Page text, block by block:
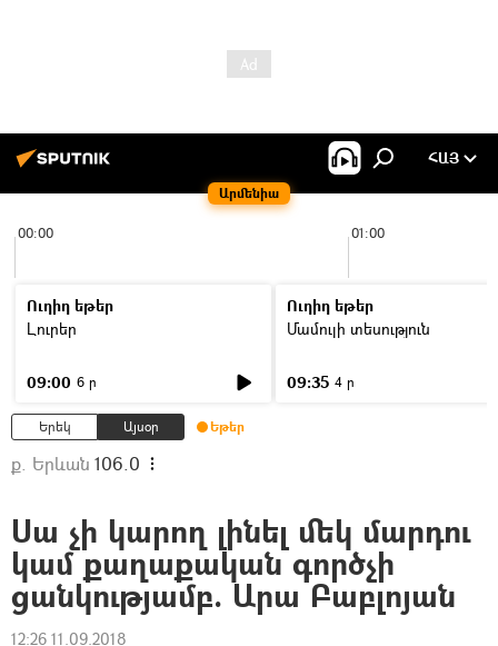
Արմենիա
ՀԱՅ
00:00 01:00
Ուղիղ եթեր
Լուրեր
09:00 6 ր
Ուղիղ եթեր
Մամուլի տեսություն
09:35 4 ր
Երեկ Այսօր Եթեր
ք. Երևան 106.0
Սա չի կարող լինել մեկ մարդու
կամ քաղաքական գործչի
ցանկությամբ. Արա Բաբլոյան
12:26 11.09.2018